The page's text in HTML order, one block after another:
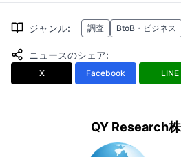
ジャンル: 調査 BtoB・ビジネス
ニュースのシェア:
X Facebook LINE
QY Research